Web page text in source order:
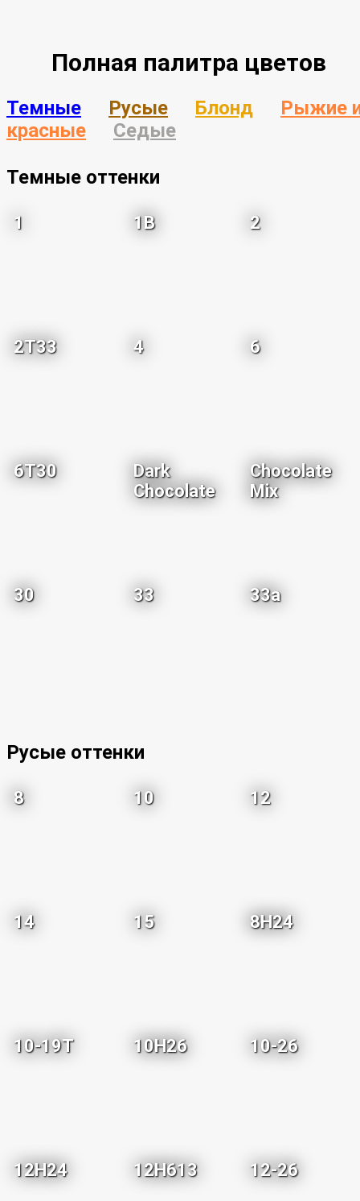
Полная палитра цветов
Темные Русые Блонд
Рыжие
красные
Седые
Темные оттенки
1 1B 2
2T33 4 6
6T30
Dark
Chocolate
Chocolate
Mix
30 33 33a
Русые оттенки
8 10 12
14 15 8H24
10-19T 10H26 10-26
12H24 12H613 12-26